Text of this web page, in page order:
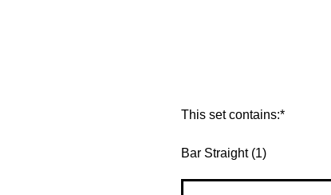
This set contains:*
Bar Straight (1)